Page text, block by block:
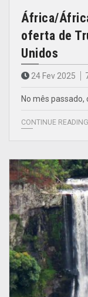
África/
oferta de
Unidos
24 Fev 2025
No mês passado,
CONTINUE READING